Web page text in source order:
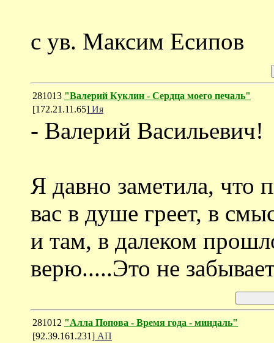
с ув. Максим Есипов
281013 "Валерий Куклин - Сердца моего печаль"
[172.21.11.65] Ия
- Валерий Васильевич!
Я давно заметила, что
вас в душе греет, в
и там, в далеком
верю.....Это не
281012 "Алла Попова - Время года - миндаль"
[92.39.161.231] АП